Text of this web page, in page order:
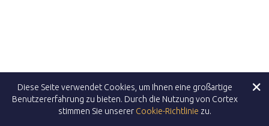
Diese Seite verwendet Cookies, um Ihnen eine großartige
Benutzererfahrung zu bieten. Durch die Nutzung von Cortex
stimmen Sie unserer Cookie-Richtlinie zu.